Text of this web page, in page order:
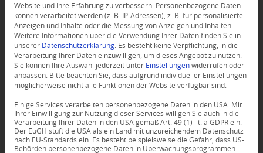
0
Website und Ihre Erfahrung zu verbessern.
Personenbezogene Daten
können verarbeitet werden (z. B. IP-Adressen), z. B. für personalisierte
Anzeigen und Inhalte oder die Messung von Anzeigen und Inhalten.
Weitere Informationen über die Verwendung Ihrer Daten finden Sie in
unserer Datenschutzerklärung
Es besteht keine Verpflichtung, in die
Verarbeitung Ihrer Daten einzuwilligen, um dieses Angebot zu nutzen.
Sie können Ihre Auswahl jederzeit unter Einstellungen widerrufen oder
anpassen.
Bitte beachten Sie, dass aufgrund individueller Einstellungen
möglicherweise nicht alle Funktionen der Website verfügbar sind.
Einige Services verarbeiten personenbezogene Daten in den USA. Mit
Ihrer Einwilligung zur Nutzung dieser Services willigen Sie auch in die
Verarbeitung Ihrer Daten in den USA gemäß Art. 49 (1) lit. a GDPR ein.
Der EuGH stuft die USA als ein Land mit unzureichendem Datenschutz
nach EU-Standards ein. Es besteht beispielsweise die Gefahr, dass US-
Behörden personenbezogene Daten in Überwachungsprogrammen